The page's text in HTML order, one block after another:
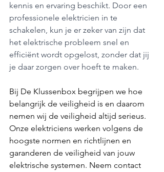
kennis en ervaring beschikt. Door een
professionele elektricien in te
schakelen, kun je er zeker van zijn dat
het elektrische probleem snel en
efficiënt wordt opgelost, zonder dat jij
je daar zorgen over hoeft te maken.
Bij De Klussenbox begrijpen we hoe
belangrijk de veiligheid is en daarom
nemen wij de veiligheid altijd serieus.
Onze elektriciens werken volgens de
hoogste normen en richtlijnen en
garanderen de veiligheid van jouw
elektrische systemen. ​Neem contact